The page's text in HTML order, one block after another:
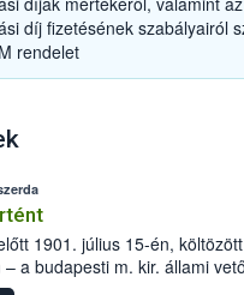
díj fizetésének szabályairól
rendelet
1901. július 15-én,
a budapesti m. kir. állami
utca 15. szám alatti,